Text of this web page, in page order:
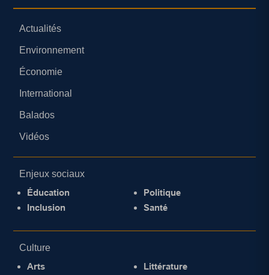
Actualités
Environnement
Économie
International
Balados
Vidéos
Enjeux sociaux
Éducation
Inclusion
Politique
Santé
Culture
Arts
Littérature